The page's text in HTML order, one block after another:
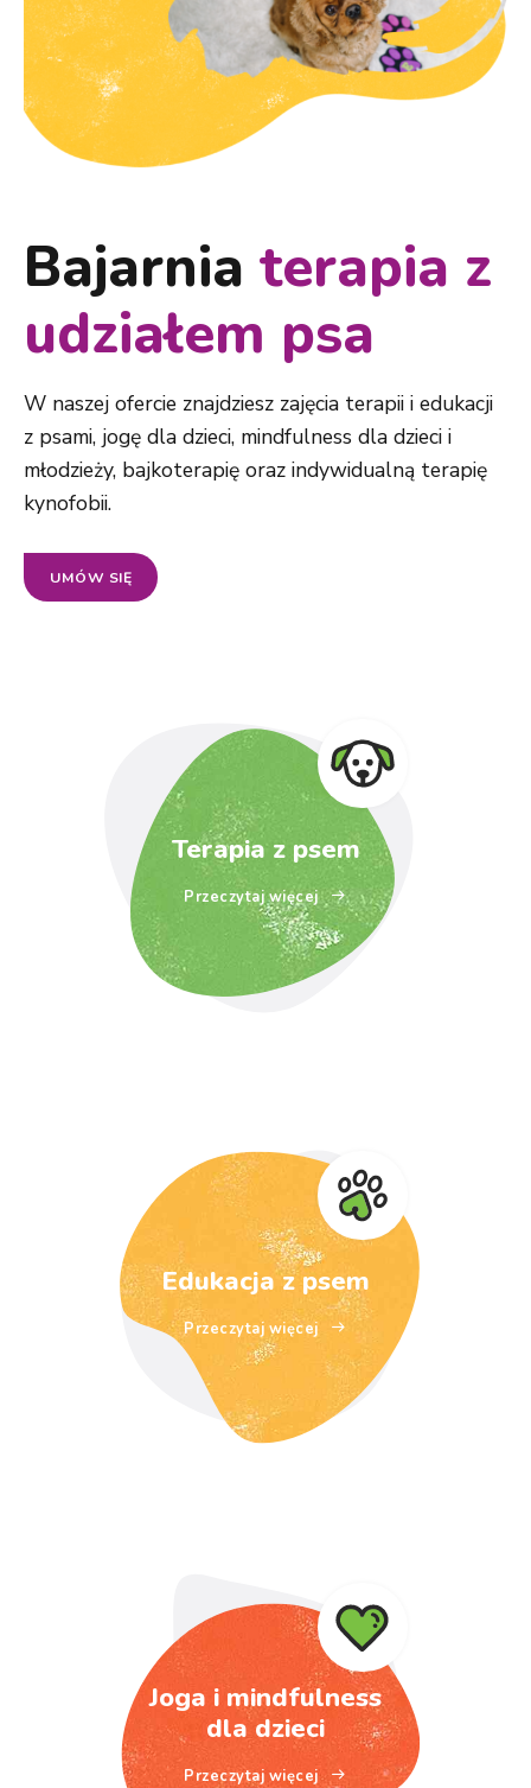
Bajarnia terapia z
udziałem psa
W naszej ofercie znajdziesz zajęcia terapii i edukacji
z psami, jogę dla dzieci, mindfulness dla dzieci i
młodzieży, bajkoterapię oraz indywidualną terapię
kynofobii.
UMÓW SIĘ
Terapia z psem
Przeczytaj więcej
Edukacja z psem
Przeczytaj więcej
Joga i mindfulness
dla dzieci
Przeczytaj więcej